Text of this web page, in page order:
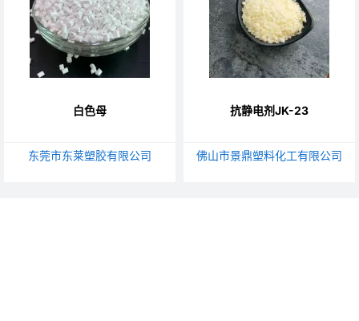
白色母
东莞市东莱塑胶有限公司
抗静电剂JK-23
佛山市景鼎塑料化工有限公司